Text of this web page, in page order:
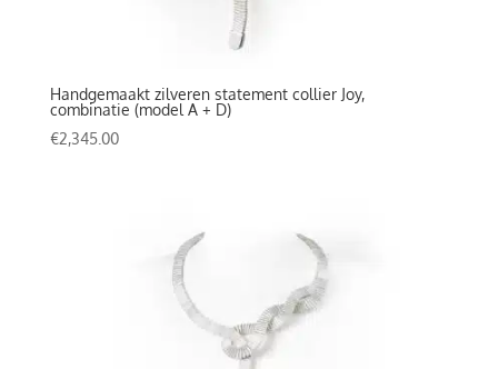
Handgemaakt zilveren statement collier Joy,
combinatie (model A + D)
€2,345.00